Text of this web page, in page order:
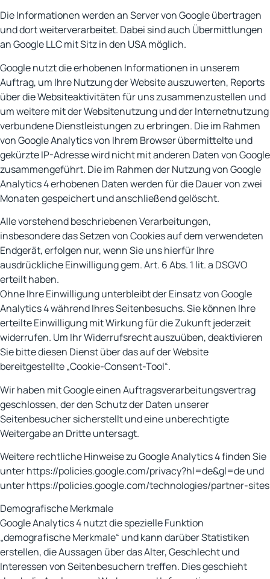
Die Informationen werden an Server von Google übertragen
und dort weiterverarbeitet. Dabei sind auch Übermittlungen
an Google LLC mit Sitz in den USA möglich.
Google nutzt die erhobenen Informationen in unserem
Auftrag, um Ihre Nutzung der Website auszuwerten, Reports
über die Websiteaktivitäten für uns zusammenzustellen und
um weitere mit der Websitenutzung und der Internetnutzung
verbundene Dienstleistungen zu erbringen. Die im Rahmen
von Google Analytics von Ihrem Browser übermittelte und
gekürzte IP-Adresse wird nicht mit anderen Daten von Google
zusammengeführt. Die im Rahmen der Nutzung von Google
Analytics 4 erhobenen Daten werden für die Dauer von zwei
Monaten gespeichert und anschließend gelöscht.
Alle vorstehend beschriebenen Verarbeitungen,
insbesondere das Setzen von Cookies auf dem verwendeten
Endgerät, erfolgen nur, wenn Sie uns hierfür Ihre
ausdrückliche Einwilligung gem. Art. 6 Abs. 1 lit. a DSGVO
erteilt haben.
Ohne Ihre Einwilligung unterbleibt der Einsatz von Google
Analytics 4 während Ihres Seitenbesuchs. Sie können Ihre
erteilte Einwilligung mit Wirkung für die Zukunft jederzeit
widerrufen. Um Ihr Widerrufsrecht auszuüben, deaktivieren
Sie bitte diesen Dienst über das auf der Website
bereitgestellte „Cookie-Consent-Tool“.
Wir haben mit Google einen Auftragsverarbeitungsvertrag
geschlossen, der den Schutz der Daten unserer
Seitenbesucher sicherstellt und eine unberechtigte
Weitergabe an Dritte untersagt.
Weitere rechtliche Hinweise zu Google Analytics 4 finden Sie
unter https://policies.google.com/privacy?hl=de&gl=de und
unter https://policies.google.com/technologies/partner-sites
Demografische Merkmale
Google Analytics 4 nutzt die spezielle Funktion
„demografische Merkmale“ und kann darüber Statistiken
erstellen, die Aussagen über das Alter, Geschlecht und
Interessen von Seitenbesuchern treffen. Dies geschieht